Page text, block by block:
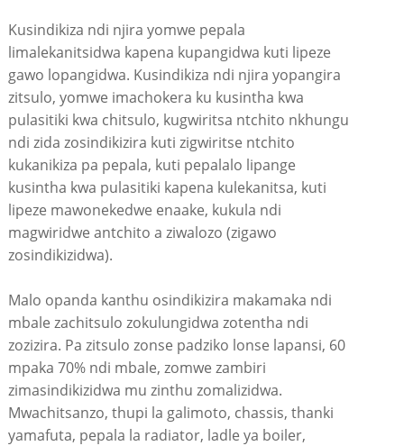
Kusindikiza ndi njira yomwe pepala
limalekanitsidwa kapena kupangidwa kuti lipeze
gawo lopangidwa. Kusindikiza ndi njira yopangira
zitsulo, yomwe imachokera ku kusintha kwa
pulasitiki kwa chitsulo, kugwiritsa ntchito nkhungu
ndi zida zosindikizira kuti zigwiritse ntchito
kukanikiza pa pepala, kuti pepalalo lipange
kusintha kwa pulasitiki kapena kulekanitsa, kuti
lipeze mawonekedwe enaake, kukula ndi
magwiridwe antchito a ziwalozo (zigawo
zosindikizidwa).
Malo opanda kanthu osindikizira makamaka ndi
mbale zachitsulo zokulungidwa zotentha ndi
zozizira. Pa zitsulo zonse padziko lonse lapansi, 60
mpaka 70% ndi mbale, zomwe zambiri
zimasindikizidwa mu zinthu zomalizidwa.
Mwachitsanzo, thupi la galimoto, chassis, thanki
yamafuta, pepala la radiator, ladle ya boiler,